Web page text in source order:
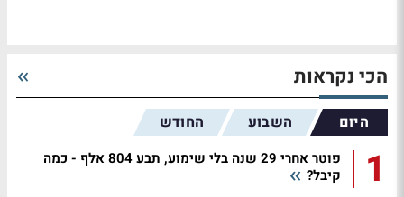
הכי נקראות
היום השבוע החודש
1
פוטר אחרי 29 שנה בלי שימוע, תבע 804 אלף - כמה
קיבל?